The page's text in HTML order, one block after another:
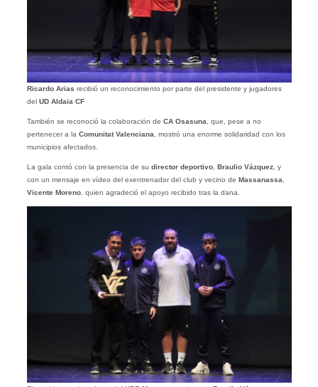
Ricardo Arias recibió un reconocimiento por parte del presidente y jugadores
del UD Aldaia CF
También se reconoció la colaboración de CA Osasuna , que, pese a no
pertenecer a la Comunitat Valenciana , mostró una enorme solidaridad con los
municipios afectados.
La gala contó con la presencia de su director deportivo, Braulio Vázquez, y
con un mensaje en vídeo del exentrenador del club y vecino de Massanassa
Vicente Moreno, quien agradeció el apoyo recibido tras la dana.